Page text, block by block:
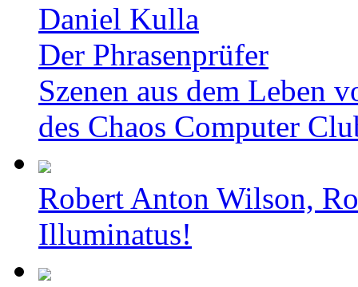
Daniel Kulla
Der Phrasenprüfer
Szenen aus dem Leben
des Chaos Computer
Robert Anton Wilson,
Illuminatus!